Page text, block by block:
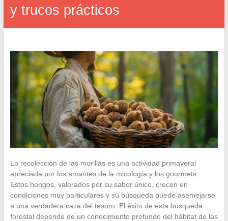
y trucos prácticos
La recolección de las morillas es una actividad primaveral
apreciada por los amantes de la micología y los gourmets.
Estos hongos, valorados por su sabor único, crecen en
condiciones muy particulares y su búsqueda puede asemejarse
a una verdadera caza del tesoro. El éxito de esta búsqueda
forestal depende de un conocimiento profundo del hábitat de las